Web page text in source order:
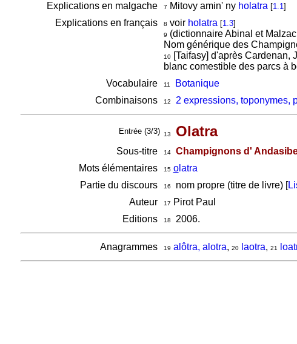
Explications en malgache
7 Mitovy amin' ny holatra [1.1]
Explications en français 8 voir holatra [1.3]
9 (dictionnaire Abinal et
Nom générique des
10[Taifasy] d'après Cardenan,
blanc comestible des parcs à
Vocabulaire 11
Botanique
Combinaisons
12 2 expressions, toponymes,
Entrée (3/3) 13 Olatra
Sous-titre 14
Champignons d'
Mots élémentaires
15 olatra
Partie du discours
16 nom propre (titre de livre) [
Auteur
17
Pirot Paul
Editions
18 2006.
Anagrammes 19 alôtra, alotra, 20 laotra, 21